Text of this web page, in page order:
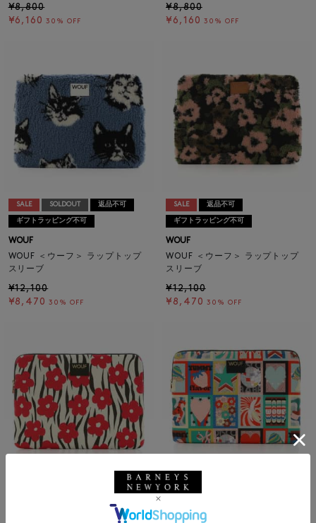
¥8,800
¥6,160 30% OFF
¥8,800
¥6,160 30% OFF
SALE SOLDOUT 返品不可
ギフトラッピング不可
WOUF
WOUF ＜ウーフ＞ ラップトップ
スリーブ
¥12,100
¥8,470 30% OFF
SALE 返品不可
ギフトラッピング不可
WOUF
WOUF ＜ウーフ＞ ラップトップ
スリーブ
¥12,100
¥8,470 30% OFF
SALE